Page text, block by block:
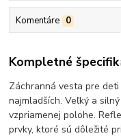
Komentáre 0
Kompletné
Záchranná vesta pre
najmladších. Veľký a
vzpriamenej polohe.
prvky, ktoré sú dôležité